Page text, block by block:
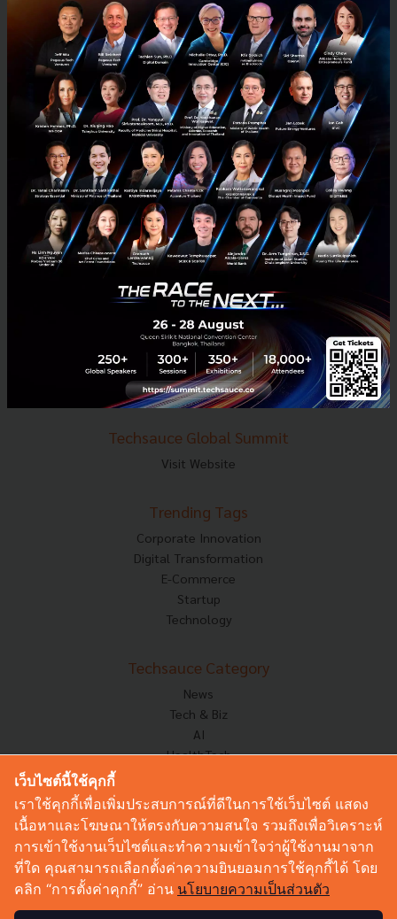
EV BOI Robotics Aerospace
E-mail :contact@techsauce.co
Tel : 02-001-5375
Mobile : 06-4658-9500
Techsauce Media
About Techsauce
Techsauce Services
Privacy Policy
ส่งบทความ
Techsauce Global Summit
Visit Website
Trending Tags
Corporate Innovation
Digital Transformation
E-Commerce
Startup
Technology
Techsauce Category
News
Tech & Biz
AI
HealthTech
Corp Innov
Saucy Thoughts
Sustainable
Videos
Podcast
เว็บไซต์นี้ใช้คุกกี้
เราใช้คุกกี้เพื่อเพิ่มประสบการณ์ที่ดีในการใช้เว็บไซต์ แสดง
เนื้อหาและโฆษณาให้ตรงกับความสนใจ รวมถึงเพื่อวิเคราะห์
การเข้าใช้งานเว็บไซต์และทำความเข้าใจว่าผู้ใช้งานมาจาก
ที่ใด คุณสามารถเลือกตั้งค่าความยินยอมการใช้คุกกี้ได้ โดย
คลิก “การตั้งค่าคุกกี้” อ่าน นโยบายความเป็นส่วนตัว